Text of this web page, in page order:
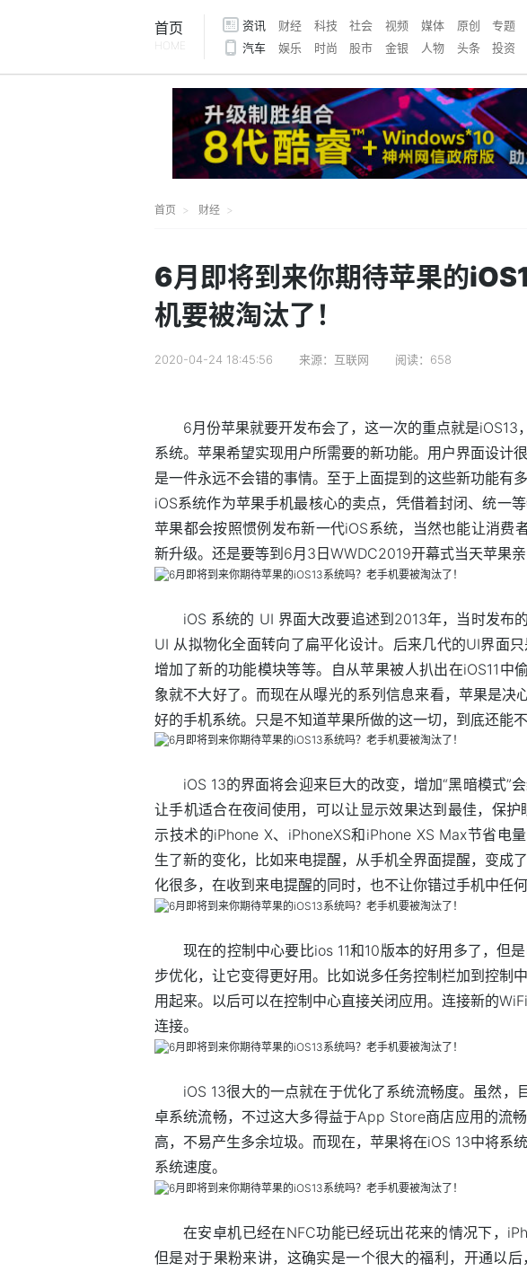
首页
HOME
资讯 财经 科技 社会 视频 媒体 原创 专题
汽车
娱乐 时尚 股市 金银 人物 头条 投资
首页 财经
6月即将到来你期待苹果的
机要被淘汰了！
2020-04-24 18:45:56 来源：互联网 阅读：658
6月份苹果就要开发布会了，这一次的重点就是iOS13
系统。苹果希望实现用户所需要的新功能。用户界面设计
是一件永远不会错的事情。至于上面提到的这些新功能有
iOS系统作为苹果手机最核心的卖点，凭借着封闭、统一
苹果都会按照惯例发布新一代iOS系统，当然也能让消费
新升级。还是要等到6月3日WWDC2019开幕式当天苹果亲
iOS 系统的 UI 界面大改要追述到2013年，当时发布
UI 从拟物化全面转向了扁平化设计。后来几代的UI界面只
增加了新的功能模块等等。自从苹果被人扒出在iOS11中
象就不大好了。而现在从曝光的系列信息来看，苹果是决
好的手机系统。只是不知道苹果所做的这一切，到底还能
iOS 13的界面将会迎来巨大的改变，增加“黑暗模式”
让手机适合在夜间使用，可以让显示效果达到最佳，保
示技术的iPhone X、iPhoneXS和iPhone XS Max节省电
生了新的变化，比如来电提醒，从手机全界面提醒，变成
化很多，在收到来电提醒的同时，也不让你错过手机中任何
现在的控制中心要比ios 11和10版本的好用多了，但
步优化，让它变得更好用。比如说多任务控制栏加到控制
用起来。以后可以在控制中心直接关闭应用。连接新的
连接。
iOS 13很大的一点就在于优化了系统流畅度。虽然，
卓系统流畅，不过这大多得益于App Store商店应用的流
高，不易产生多余垃圾。而现在，苹果将在iOS 13中将系
系统速度。
在安卓机已经在NFC功能已经玩出花来的情况下，
但是对于果粉来讲，这确实是一个很大的福利，开通以